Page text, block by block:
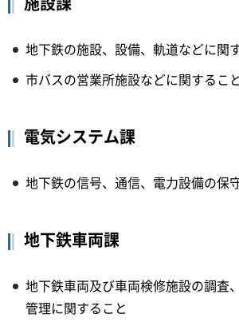
地下鉄の施設、設備、軌道などに関
市バスの営業所施設などに関すること
電気システム課
地下鉄の信号、通信、電力設備の保
地下鉄車両課
地下鉄車両及び車両検修施設の調査
管理に関すること